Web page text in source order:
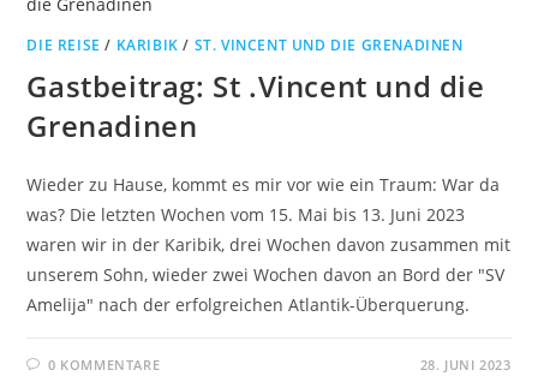
DIE REISE / KARIBIK / ST. VINCENT UND DIE GRENADINEN
Gastbeitrag: St .Vincent und die
Grenadinen
Wieder zu Hause, kommt es mir vor wie ein Traum: War da
was? Die letzten Wochen vom 15. Mai bis 13. Juni 2023
waren wir in der Karibik, drei Wochen davon zusammen mit
unserem Sohn, wieder zwei Wochen davon an Bord der "SV
Amelija" nach der erfolgreichen Atlantik-Überquerung.
0 KOMMENTARE 28. JUNI 2023